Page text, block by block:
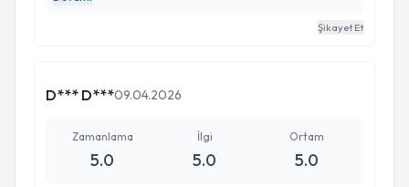
konumu ve çevre dokulara etkisi ayrıntılı olarak
yanıtlandı ve sürece güvenle yaklaşmam
Şikayet Et
D*** D***09.04.2026
Zamanlama
5.0
İlgi
5.0
Ortam
5.0